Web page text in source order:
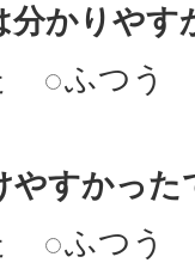
分かりやす
ふつう
やすかった
ふつう